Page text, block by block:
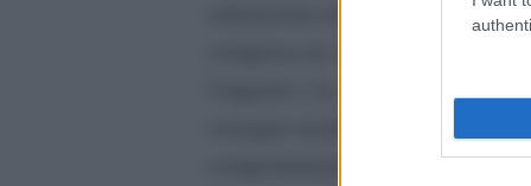
reiterazione della condotta.
ossequio al principio della
comportamenti. Per